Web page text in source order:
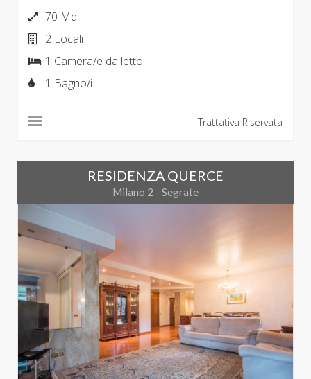
70 Mq
2 Locali
1 Camera/e da letto
1 Bagno/i
Trattativa Riservata
RESIDENZA QUERCE
Milano 2 - Segrate